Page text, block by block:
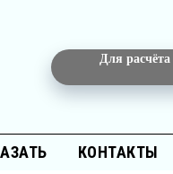
Для
КОНТАКТЫ